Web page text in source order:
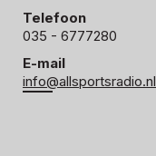
Telefoon
035 - 6777280
E-mail
info@allsportsradio.nl